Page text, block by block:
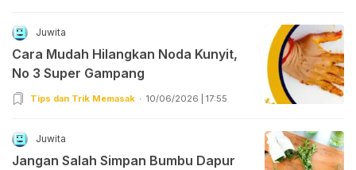
Juwita
Cara Mudah Hilangkan Noda Kunyit,
No 3 Super Gampang
Tips dan Trik Memasak 10/06/2026 | 17:55
Juwita
Jangan Salah Simpan Bumbu Dapur